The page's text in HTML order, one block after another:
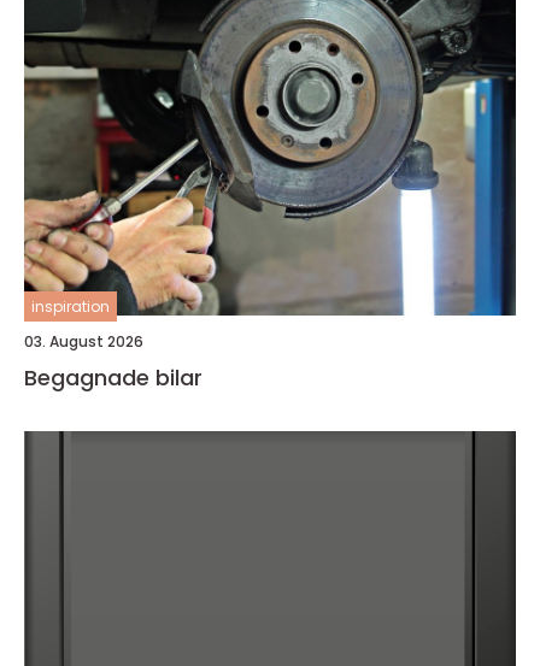
inspiration
03. August 2026
Begagnade bilar